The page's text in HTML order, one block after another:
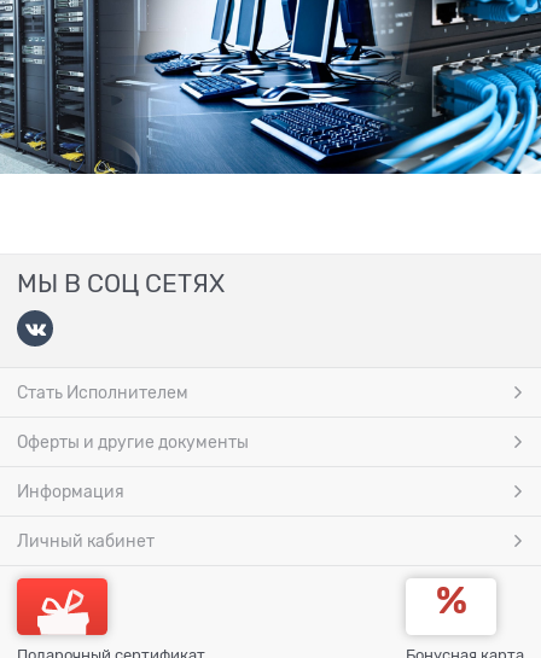
МЫ В СОЦ СЕТЯХ
Стать Исполнителем
Оферты и другие документы
Информация
Личный кабинет